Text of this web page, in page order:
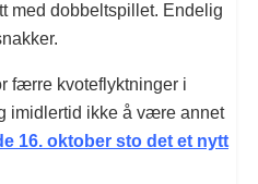
med dobbeltspillet. Endelig
færre kvoteflyktninger i
imidlertid ikke å være annet
16. oktober sto det et nytt